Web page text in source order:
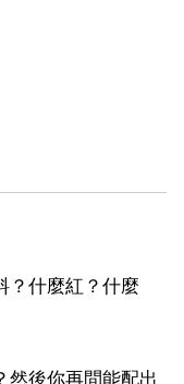
？什麼紅？什麼
然後你再問能配出